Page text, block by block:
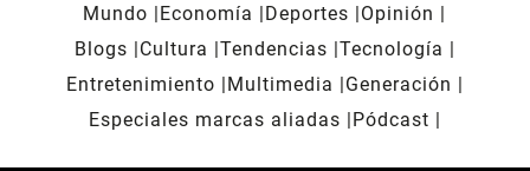
Mundo Economía Deportes
Opinión
Blogs
Cultura Tendencias Tecnología
Entretenimiento
Multimedia
Generación
Especiales marcas aliadas
Pódcast